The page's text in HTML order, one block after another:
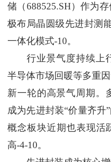
储（688525.SH）作为
极布局晶圆级先进封测
一体化模式-10。
行业景气度持续上行
半导体市场回暖等多重
新一轮的高景气周期。
成为先进封装“价量齐升
概念板块近期也表现活
高-4-10。